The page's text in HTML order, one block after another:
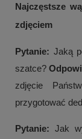
Najczęstsze
zdjęciem
Pytanie: Jaką
szatce?
zdjęcie
przygotować
Pytanie: Jak